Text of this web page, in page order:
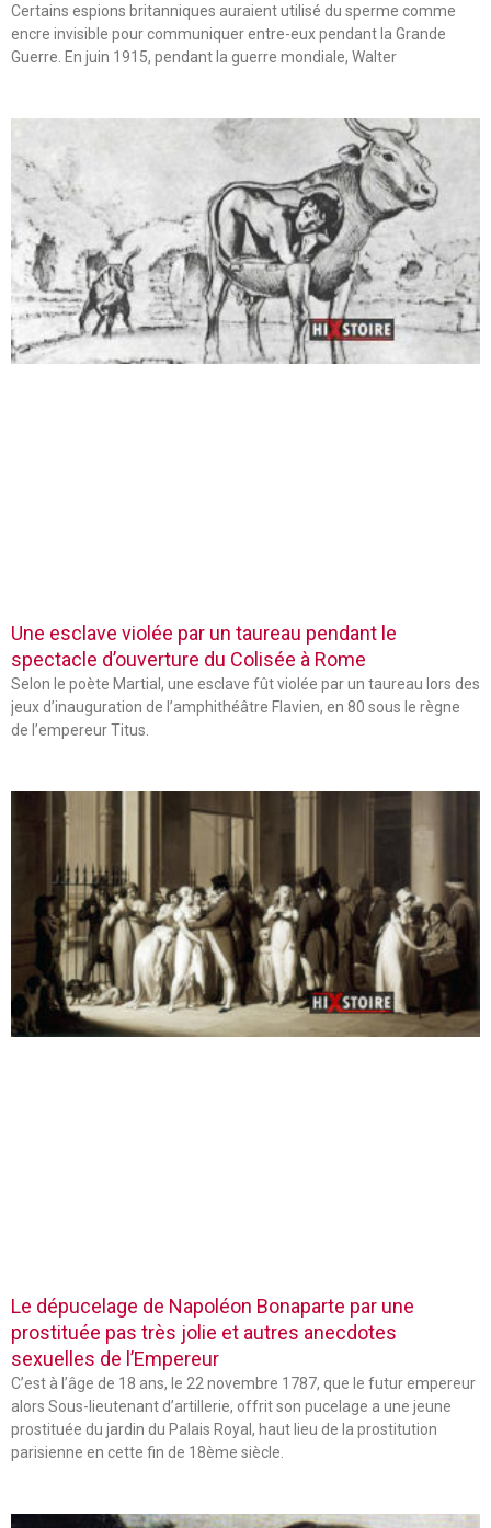
Certains espions britanniques auraient utilisé du sperme comme
encre invisible pour communiquer entre-eux pendant la Grande
Guerre. En juin 1915, pendant la guerre mondiale, Walter
Une esclave violée par un taureau pendant le
spectacle d’ouverture du Colisée à Rome
Selon le poète Martial, une esclave fût violée par un taureau lors des
jeux d’inauguration de l’amphithéâtre Flavien, en 80 sous le règne
de l’empereur Titus.
Le dépucelage de Napoléon Bonaparte par une
prostituée pas très jolie et autres anecdotes
sexuelles de l’Empereur
C’est à l’âge de 18 ans, le 22 novembre 1787, que le futur empereur
alors Sous-lieutenant d’artillerie, offrit son pucelage a une jeune
prostituée du jardin du Palais Royal, haut lieu de la prostitution
parisienne en cette fin de 18ème siècle.